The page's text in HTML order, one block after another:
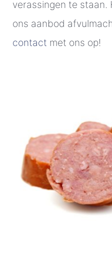
verassingen te staan.
ons aanbod
contact met ons op!